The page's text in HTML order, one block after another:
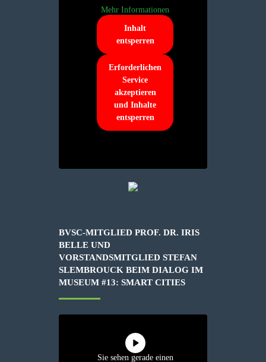
Mehr Informationen
Inhalt
entsperren
Erforderlichen
Service
akzeptieren
und Inhalte
entsperren
BVSC-MITGLIED PROF. DR. IRIS
BELLE UND
VORSTANDSMITGLIED STEFAN
SLEMBROUCK BEIM DIALOG IM
MUSEUM #13: SMART CITIES
Sie sehen gerade einen